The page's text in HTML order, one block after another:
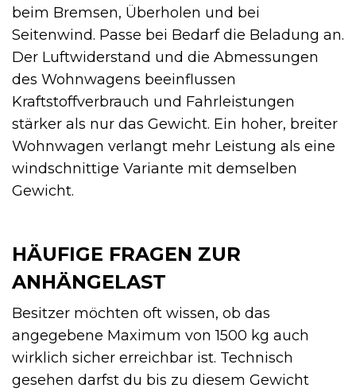
beim Bremsen, Überholen und bei
Seitenwind. Passe bei Bedarf die Beladung an.
Der Luftwiderstand und die Abmessungen
des Wohnwagens beeinflussen
Kraftstoffverbrauch und Fahrleistungen
stärker als nur das Gewicht. Ein hoher, breiter
Wohnwagen verlangt mehr Leistung als eine
windschnittige Variante mit demselben
Gewicht.
HÄUFIGE FRAGEN ZUR
ANHÄNGELAST
Besitzer möchten oft wissen, ob das
angegebene Maximum von 1500 kg auch
wirklich sicher erreichbar ist. Technisch
gesehen darfst du bis zu diesem Gewicht